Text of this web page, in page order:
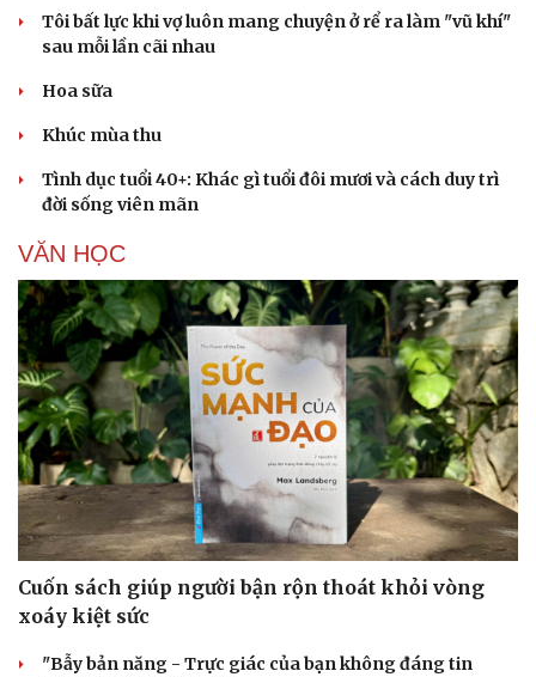
Tôi bất lực khi vợ luôn mang chuyện ở rể ra làm "vũ khí"
sau mỗi lần cãi nhau
Hoa sữa
Khúc mùa thu
Tình dục tuổi 40+: Khác gì tuổi đôi mươi và cách duy trì
đời sống viên mãn
VĂN HỌC
Cuốn sách giúp người bận rộn thoát khỏi vòng
xoáy kiệt sức
"Bẫy bản năng - Trực giác của bạn không đáng tin